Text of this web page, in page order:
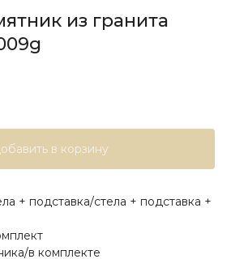
из гранита
в корзину
+ подставка/стела + подставка +
в комплекте